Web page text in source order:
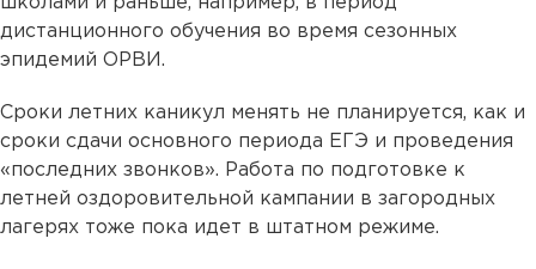
дистанционного обучения во время сезонных
эпидемий ОРВИ.
Сроки летних каникул менять не планируется, как и
сроки сдачи основного периода ЕГЭ и проведения
«последних звонков». Работа по подготовке к
летней оздоровительной кампании в загородных
лагерях тоже пока идет в штатном режиме.